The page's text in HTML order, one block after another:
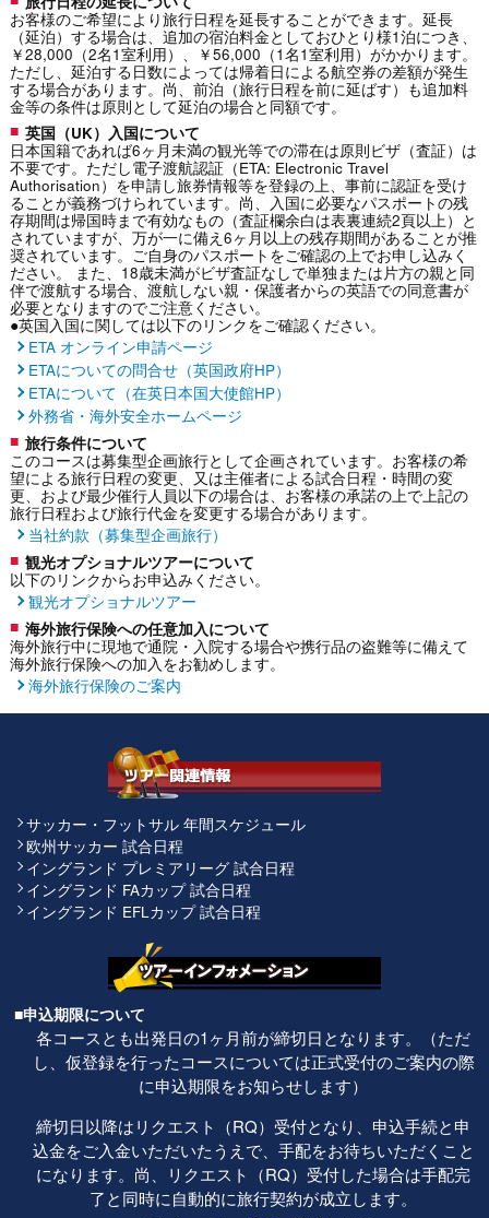
お客様のご希望により旅行日程を延長することができます。延長
（延泊）する場合は、追加の宿泊料金としておひとり様1泊につき、
￥28,000（2名1室利用）、￥56,000（1名1室利用）がかかります。
ただし、延泊する日数によっては帰着日による航空券の差額が発生
する場合があります。尚、前泊（旅行日程を前に延ばす）も追加料
金等の条件は原則として延泊の場合と同額です。
英国（UK）入国について
日本国籍であれば6ヶ月未満の観光等での滞在は原則ビザ（査証）は
不要です。ただし電子渡航認証（ETA: Electronic Travel
Authorisation）を申請し旅券情報等を登録の上、事前に認証を受け
ることが義務づけられています。尚、入国に必要なパスポートの残
存期間は帰国時まで有効なもの（査証欄余白は表裏連続2頁以上）と
されていますが、万が一に備え6ヶ月以上の残存期間があることが推
奨されています。ご自身のパスポートをご確認の上でお申し込みく
ださい。 また、18歳未満がビザ査証なしで単独または片方の親と同
伴で渡航する場合、渡航しない親・保護者からの英語での同意書が
必要となりますのでご注意ください。
●英国入国に関しては以下のリンクをご確認ください。
ETA オンライン申請ページ
ETAについての問合せ（英国政府HP）
ETAについて（在英日本国大使館HP）
外務省・海外安全ホームページ
旅行条件について
このコースは募集型企画旅行として企画されています。お客様の希
望による旅行日程の変更、又は主催者による試合日程・時間の変
更、および最少催行人員以下の場合は、お客様の承諾の上で上記の
旅行日程および旅行代金を変更する場合があります。
当社約款（募集型企画旅行）
観光オプショナルツアーについて
以下のリンクからお申込みください。
観光オプショナルツアー
海外旅行保険への任意加入について
海外旅行中に現地で通院・入院する場合や携行品の盗難等に備えて
海外旅行保険への加入をお勧めします。
海外旅行保険のご案内
サッカー・フットサル 年間スケジュール
欧州サッカー 試合日程
イングランド プレミアリーグ 試合日程
イングランド FAカップ 試合日程
イングランド EFLカップ 試合日程
■申込期限について
各コースとも出発日の1ヶ月前が締切日となります。（ただ
し、仮登録を行ったコースについては正式受付のご案内の際
に申込期限をお知らせします）
締切日以降はリクエスト（RQ）受付となり、申込手続と申
込金をご入金いただいたうえで、手配をお待ちいただくこと
になります。尚、リクエスト（RQ）受付した場合は手配完
了と同時に自動的に旅行契約が成立します。